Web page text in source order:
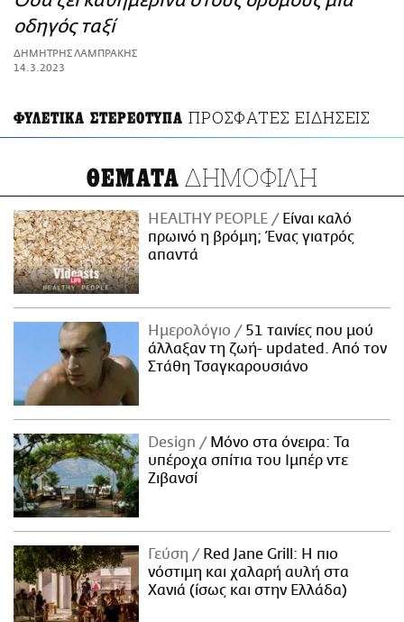
ΑΜΠΑ
PRINT
οδηγός ταξί
ΔΗΜΗΤΡΗΣ ΛΑΜΠΡΑΚΗΣ
14.3.2023
ΦΥΛΕΤΙΚΑ ΣΤΕΡΕΟΤΥΠΑ ΠΡΟΣΦΑΤΕΣ ΕΙΔΗΣΕΙΣ
ΘΕΜΑΤΑ ΔΗΜΟΦΙΛΗ
HEALTHY PEOPLE
Είναι καλό
πρωινό η βρόμη; Ένας γιατρός
απαντά
Ημερολόγιο
51 ταινίες που μού
άλλαξαν τη ζωή- updated. Aπό τον
Στάθη Τσαγκαρουσιάνο
Design
Μόνο στα όνειρα: Τα
υπέροχα σπίτια του Ιμπέρ ντε
Ζιβανσί
Γεύση
Red Jane Grill: Η πιο
νόστιμη και χαλαρή αυλή στα
Χανιά (ίσως και στην Ελλάδα)